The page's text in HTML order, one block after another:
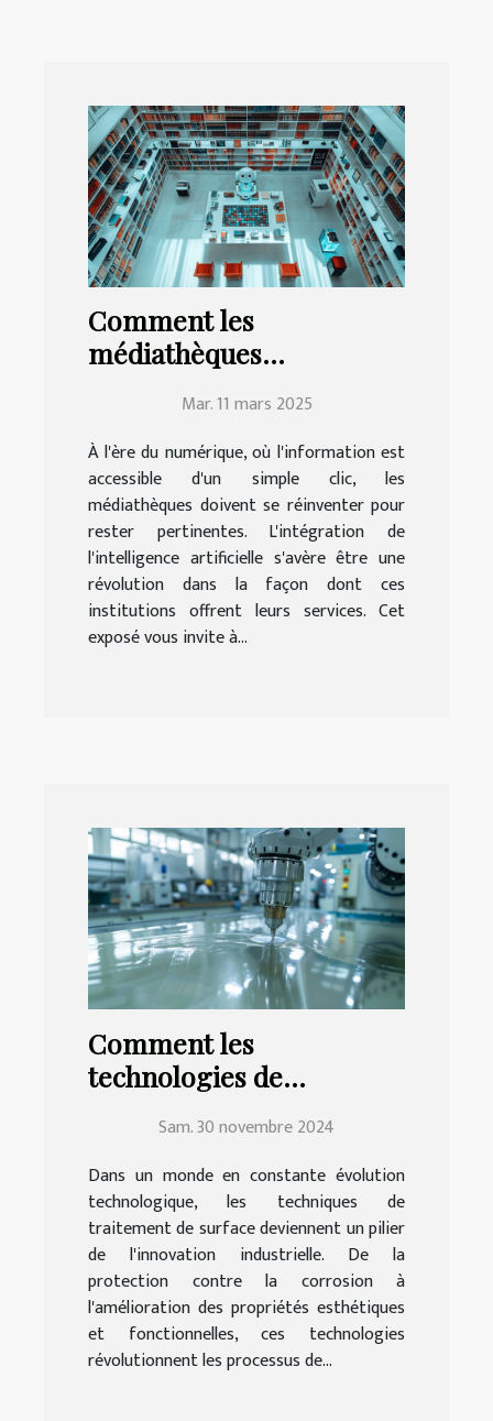
Comment les
médiathèques
services avec
l'intelligence artificielle
Mar. 11 mars 2025
À l'ère du numérique, où l'information est
accessible d'un simple clic, les
médiathèques doivent se réinventer pour
rester pertinentes. L'intégration de
l'intelligence artificielle s'avère être une
révolution dans la façon dont ces
institutions offrent leurs services. Cet
exposé vous invite à...
Comment les
technologies de
transforment l'industrie
moderne
Sam. 30 novembre 2024
Dans un monde en constante évolution
technologique, les techniques de
traitement de surface deviennent un pilier
de l'innovation industrielle. De la
protection contre la corrosion à
l'amélioration des propriétés esthétiques
et fonctionnelles, ces technologies
révolutionnent les processus de...